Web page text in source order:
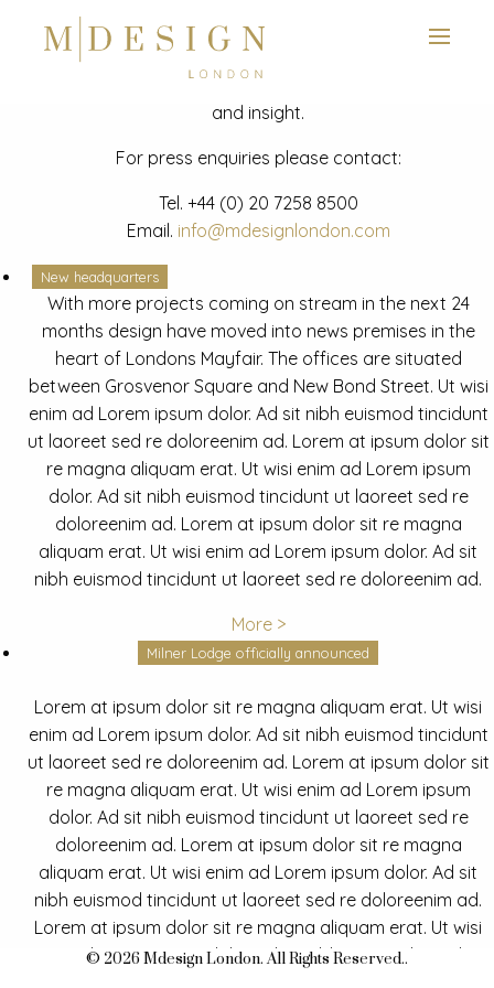
News
Latest mdesign development project and advisory news
and insight.
For press enquiries please contact:
Tel. +44 (0) 20 7258 8500
Email. info@mdesignlondon.com
New headquarters
With more projects coming on stream in the next 24
months design have moved into news premises in the
heart of Londons Mayfair. The offices are situated
between Grosvenor Square and New Bond Street. Ut wisi
enim ad Lorem ipsum dolor. Ad sit nibh euismod tincidunt
ut laoreet sed re doloreenim ad. Lorem at ipsum dolor sit
re magna aliquam erat. Ut wisi enim ad Lorem ipsum
dolor. Ad sit nibh euismod tincidunt ut laoreet sed re
doloreenim ad. Lorem at ipsum dolor sit re magna
aliquam erat. Ut wisi enim ad Lorem ipsum dolor. Ad sit
nibh euismod tincidunt ut laoreet sed re doloreenim ad.
More >
Milner Lodge officially announced
Lorem at ipsum dolor sit re magna aliquam erat. Ut wisi
enim ad Lorem ipsum dolor. Ad sit nibh euismod tincidunt
ut laoreet sed re doloreenim ad. Lorem at ipsum dolor sit
re magna aliquam erat. Ut wisi enim ad Lorem ipsum
dolor. Ad sit nibh euismod tincidunt ut laoreet sed re
doloreenim ad. Lorem at ipsum dolor sit re magna
aliquam erat. Ut wisi enim ad Lorem ipsum dolor. Ad sit
nibh euismod tincidunt ut laoreet sed re doloreenim ad.
Lorem at ipsum dolor sit re magna aliquam erat. Ut wisi
enim ad Lorem ipsum dolor. Ad sit nibh euismod tincidunt
© 2026 Mdesign London. All Rights Reserved..